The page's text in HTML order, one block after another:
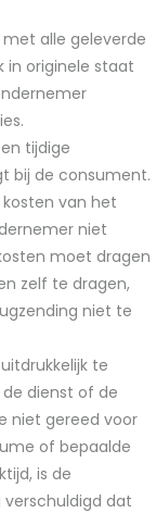
alle geleverde
in originele staat
tijdige
bij de consument.
van het
niet
moet dragen
zelf te dragen,
niet te
te
dienst of de
niet gereed voor
of bepaalde
is de
dat